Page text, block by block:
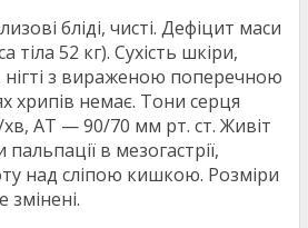
бліді, чисті. Дефіцит маси
тіла 52 кг). Сухість шкіри,
нігті з вираженою поперечною
хрипів немає. Тони серця
АТ — 90/70 мм рт. ст. Живіт
в мезогастрії,
над сліпою кишкою. Розміри
змінені.